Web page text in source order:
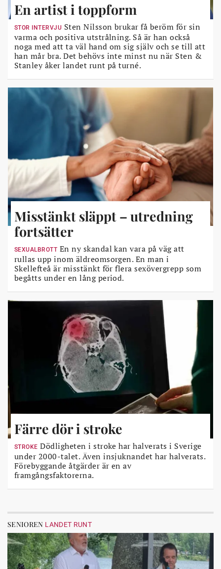
En artist i toppform
STOR INTERVJU Sten Nilsson brukar få beröm för sin
varma och positiva utstrålning. Så är han också
noga med att ta väl hand om sig själv och se till att
han mår bra. Det behövs inte minst nu när Sten &
Stanley åker landet runt på turné.
Misstänkt släppt – utredning
fortsätter
SEXUALBROTT En ny skandal kan vara på väg att
rullas upp inom äldreomsorgen. En man i
Skellefteå är misstänkt för flera sexövergrepp som
begåtts under en lång period.
Färre dör i stroke
STROKE Dödligheten i stroke har halverats i Sverige
under 2000-talet. Även insjuknandet har halverats.
Förebyggande åtgärder är en av
framgångsfaktorerna.
SENIOREN LANDET RUNT